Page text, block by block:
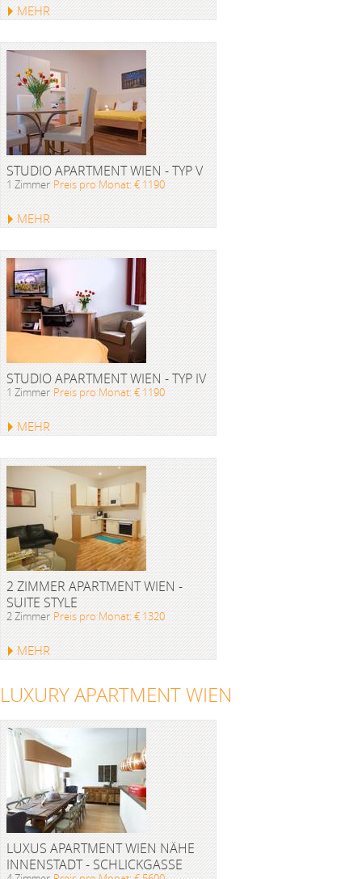
MEHR
STUDIO APARTMENT WIEN - TYP V
1 Zimmer Preis pro Monat: € 1190
MEHR
STUDIO APARTMENT WIEN - TYP IV
1 Zimmer Preis pro Monat: € 1190
MEHR
2 ZIMMER APARTMENT WIEN -
SUITE STYLE
2 Zimmer Preis pro Monat: € 1320
MEHR
LUXURY APARTMENT WIEN
LUXUS APARTMENT WIEN NÄHE
INNENSTADT - SCHLICKGASSE